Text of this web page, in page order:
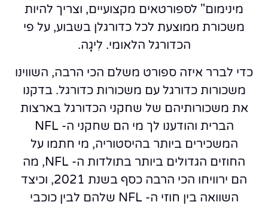
מינימום" לספורטאים מקצועיים, וצריך להיות
משכורת ממוצעת לכל כדורגלן בשבוע, על פי
הכדורגל הלאומי. לִיגָה.
כדי לברר איזה ספורט משלם הכי הרבה, השווינו
משכורות כדורגל עם משכורות כדורגל. בדקנו
את משכורותיהם של שחקני הכדורגל בארצות
הברית והודענו לך מי הם שחקני ה- NFL
המשכירים ביותר בהיסטוריה, מי חתמו על
החוזים הגדולים ביותר בתולדות ה- NFL, מה
הם ירוויחו הכי הרבה כסף בשנת 2021, וכיצד
השוואה בין חוזי ה- NFL שלהם לבין כוכבי